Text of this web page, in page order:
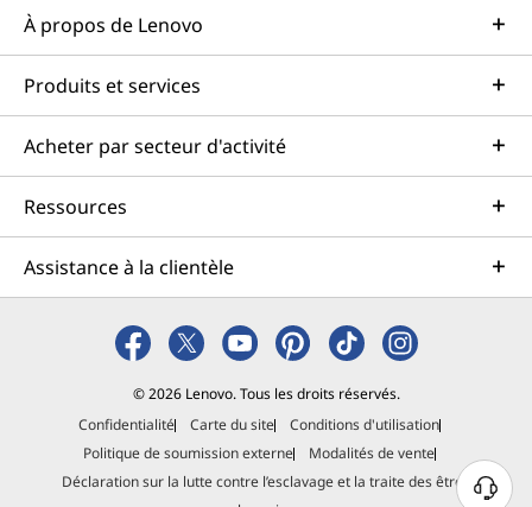
À propos de Lenovo
Produits et services
Acheter par secteur d'activité
Ressources
Assistance à la clientèle
© 2026 Lenovo. Tous les droits réservés.
Confidentialité
Carte du site
Conditions d'utilisation
Politique de soumission externe
Modalités de vente
Déclaration sur la lutte contre l’esclavage et la traite des êtres
B